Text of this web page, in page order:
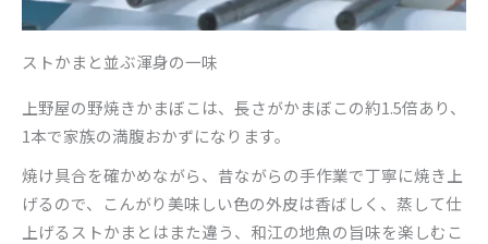
ストかまと並ぶ渾身の一味
上野屋の野焼きかまぼこは、長さがかまぼこの約1.5倍あり、
1本で家族の満腹おかずになります。
焼け具合を確かめながら、昔ながらの手作業で丁寧に焼き上
げるので、こんがり美味しい色の外皮は香ばしく、蒸して仕
上げるストかまとはまた違う、和江の地魚の旨味を楽しむこ